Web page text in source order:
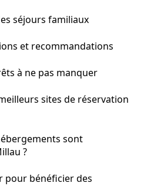
séjours familiaux
et recommandations
à ne pas manquer
sites de réservation
sont
?
pour bénéficier des